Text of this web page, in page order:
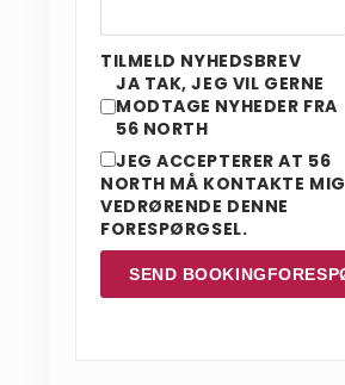
TILMELD NYHEDSBREV
JA TAK, JEG VIL GERNE
MODTAGE NYHEDER FRA
56 NORTH
JEG ACCEPTERER AT 56
NORTH MÅ KONTAKTE MIG
VEDRØRENDE DENNE
FORESPØRGSEL.